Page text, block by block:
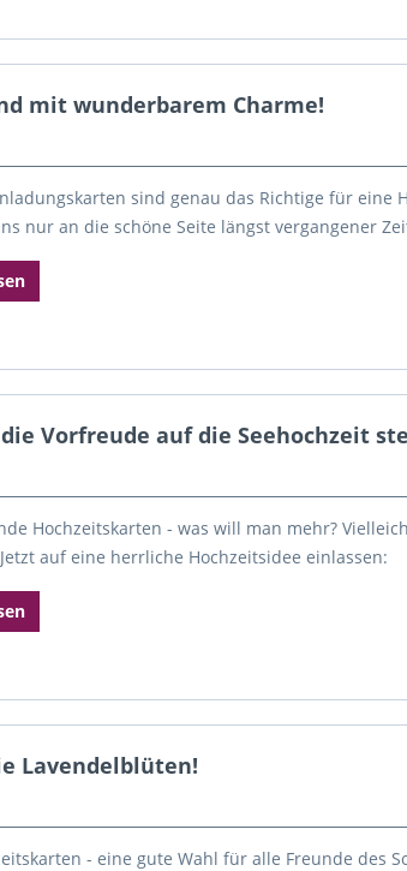
mit wunderbarem Charme!
sind genau das Richtige für eine
nur an die schöne Seite längst vergangener
Vorfreude auf die Seehochzeit
Hochzeitskarten - was will man mehr?
auf eine herrliche Hochzeitsidee einlassen:
Lavendelblüten!
- eine gute Wahl für alle Freunde des